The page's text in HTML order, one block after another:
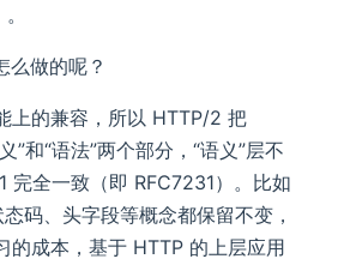
么做的呢？
上的兼容，所以 HTTP/2 把
”和“语法”两个部分，“语义”层不
完全一致（即 RFC7231）。比如
码、头字段等概念都保留不变，
的成本，基于 HTTP 的上层应用